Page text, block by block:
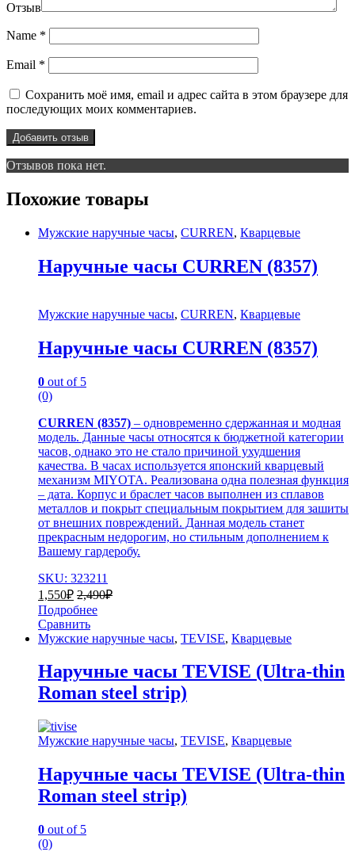
Отзыв
Name *
Email *
Сохранить моё имя, email и адрес сайта в этом браузере для
последующих моих комментариев.
Отзывов пока нет.
Похожие товары
Мужские наручные часы, CURREN, Кварцевые
Наручные часы CURREN (8357)
Мужские наручные часы, CURREN, Кварцевые
Наручные часы CURREN (8357)
0 out of 5
(0)
CURREN (8357) – одновременно сдержанная и модная
модель. Данные часы относятся к бюджетной категории
часов, однако это не стало причиной ухудшения
качества. В часах используется японский кварцевый
механизм MIYOTA. Реализована одна полезная функция
– дата. Корпус и браслет часов выполнен из сплавов
металлов и покрыт специальным покрытием для зашиты
от внешних повреждений. Данная модель станет
прекрасным недорогим, но стильным дополнением к
Вашему гардеробу.
SKU: 323211
1,550₽ 2,490₽
Подробнее
Сравнить
Мужские наручные часы, TEVISE, Кварцевые
Наручные часы TEVISE (Ultra-thin
Roman steel strip)
Мужские наручные часы, TEVISE, Кварцевые
Наручные часы TEVISE (Ultra-thin
Roman steel strip)
0 out of 5
(0)